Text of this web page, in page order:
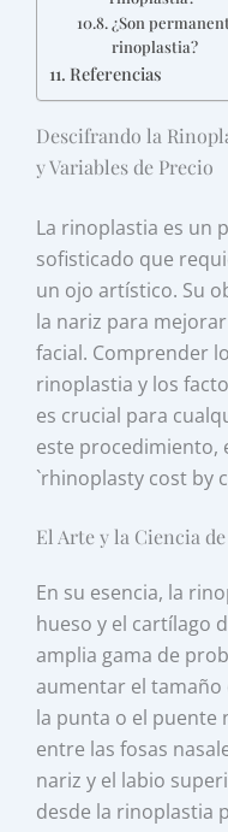
¿Son
rinoplastia?
Referencias
Descifrando la
y Variables de Precio
La rinoplastia es un
sofisticado que
un ojo artístico. Su
la nariz para
facial. Comprender
rinoplastia y los
es crucial para
este procedimiento,
`rhinoplasty cost by
El Arte y la Ciencia
En su esencia, la
hueso y el cartílago
amplia gama de
aumentar el tamaño
la punta o el puente
entre las fosas
nariz y el labio
desde la rinoplastia